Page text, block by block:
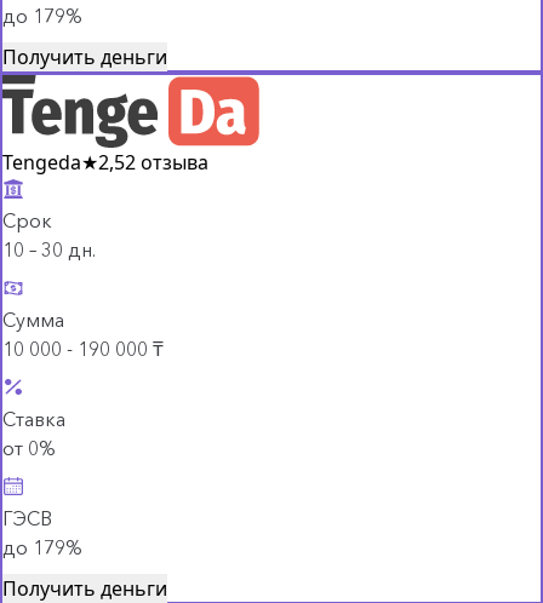
до 179%
Получить деньги
Tengeda★2,52 отзыва
Срок
10 – 30 дн.
Сумма
10 000 - 190 000 ₸
Ставка
от 0%
ГЭСВ
до 179%
Получить деньги